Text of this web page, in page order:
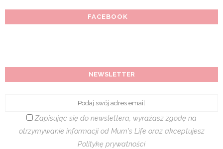
FACEBOOK
NEWSLETTER
Zapisując się do newslettera, wyrażasz zgodę na
otrzymywanie informacji od Mum's Life oraz akceptujesz
Politykę prywatności